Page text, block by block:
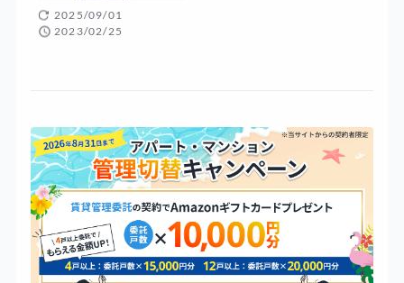
2025/09/01
2023/02/25